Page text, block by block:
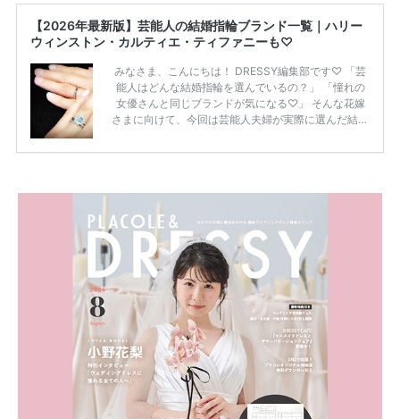
【2026年最新版】芸能人の結婚指輪ブランド一覧｜ハリー
ウィンストン・カルティエ・ティファニーも♡
みなさま、こんにちは！ DRESSY編集部です♡ 「芸
能人はどんな結婚指輪を選んでいるの？」 「憧れの
女優さんと同じブランドが気になる♡」 そんな花嫁
さまに向けて、今回は芸能人夫婦が実際に選んだ結婚
ーウィンストンやカルティエ、ティファニーなど世界
推定価格帯 ・花嫁人気が高い理由 などもあわせて解
説していきます♡ 「芸能人の結婚指輪ってやっぱり
高い？」 「手が届くブランドもある？」 「人気ブラ
[…]続きを読む